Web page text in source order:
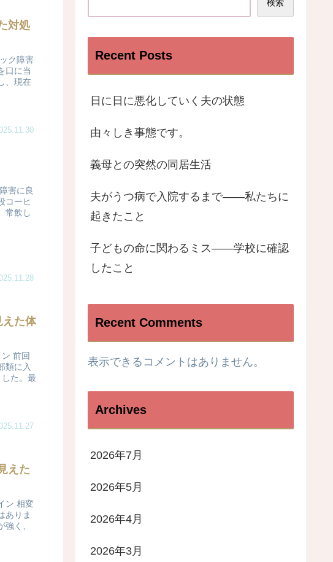
対処
ク障害
口に当
、現在
害に良
コーヒ
常飲し
えた体
前回
類に入
た。最
えた
ン 相変
ありま
く、
検索
Recent Posts
日に日に悪化していく夫の状態
由々しき事態です。
義母との突然の同居生活
夫がうつ病で入院するまで――私たちに
起きたこと
子どもの命に関わるミス——学校に確認
したこと
Recent Comments
表示できるコメントはありません。
Archives
2026年7月
2026年5月
2026年4月
2026年3月